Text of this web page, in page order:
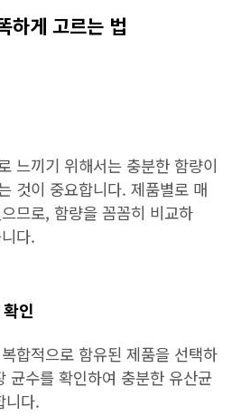
하게 고르는 법
느끼기 위해서는 충분한 함량이
것이 중요합니다. 제품별로 매
므로, 함량을 꼼꼼히 비교하
다.
인
합적으로 함유된 제품을 선택하
균수를 확인하여 충분한 유산균
니다.